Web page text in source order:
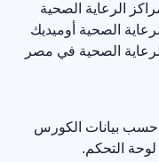
الرعاية الصحية
الصحية أوميديك
الصحية في مصر
حسب بيانات الكورس
لوحة التحكم.